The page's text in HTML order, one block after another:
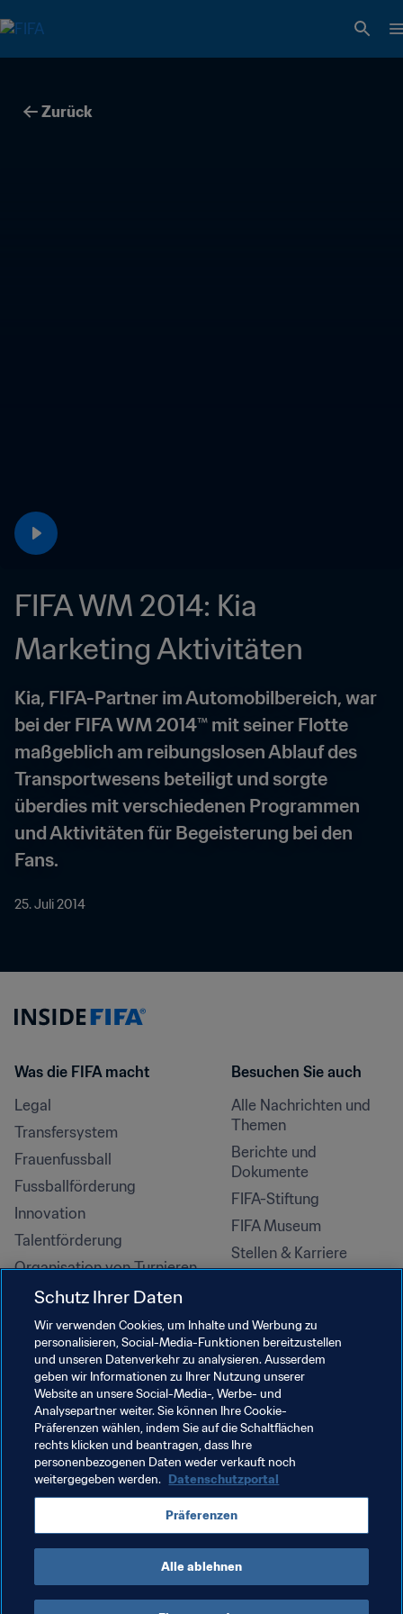
Zurück
FIFA WM 2014: Kia
Marketing Aktivitäten
Kia, FIFA-Partner im Automobilbereich, war
bei der FIFA WM 2014™ mit seiner Flotte
maßgeblich am reibungslosen Ablauf des
Transportwesens beteiligt und sorgte
überdies mit verschiedenen Programmen
und Aktivitäten für Begeisterung bei den
Fans.
25. Juli 2014
Was die FIFA macht
Legal
Transfersystem
Frauenfussball
Fussballförderung
Innovation
Talentförderung
Organisation von Turnieren
Nachhaltigkeit
Menschenrechte und
Antidiskriminierung
Gesundheit und Medizin
Bildungsinitiativen
Besuchen Sie auch
Alle Nachrichten und
Themen
Berichte und
Dokumente
FIFA-Stiftung
FIFA Museum
Stellen & Karriere
NUTZUNGSBEDINGUNGEN
FIFA-DATENSCHUTZPORTAL
DOWNLOADS
COOKIE-EINSTELLUNGEN
Urheberrechte © 1994–2025 FIFA. Alle Rechte vorbehalten.
Schutz Ihrer Daten
Wir verwenden Cookies, um Inhalte und Werbung zu
personalisieren, Social-Media-Funktionen bereitzustellen
und unseren Datenverkehr zu analysieren. Ausserdem
geben wir Informationen zu Ihrer Nutzung unserer
Website an unsere Social-Media-, Werbe- und
Analysepartner weiter. Sie können Ihre Cookie-
Präferenzen wählen, indem Sie auf die Schaltflächen
rechts klicken und beantragen, dass Ihre
personenbezogenen Daten weder verkauft noch
weitergegeben werden. Datenschutzportal
Präferenzen
Alle ablehnen